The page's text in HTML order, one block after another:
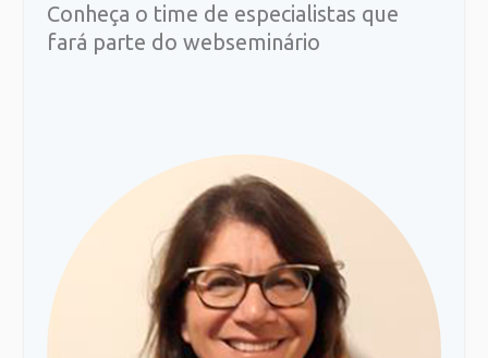
Conheça o time de especialistas que
fará parte do webseminário